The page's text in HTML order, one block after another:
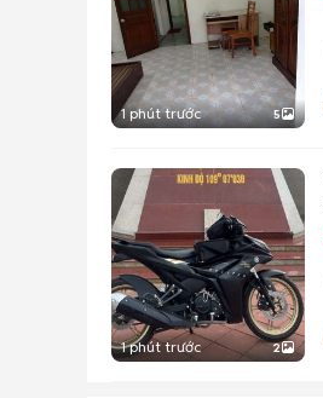
1 phút trước 5
1 phút trước 2